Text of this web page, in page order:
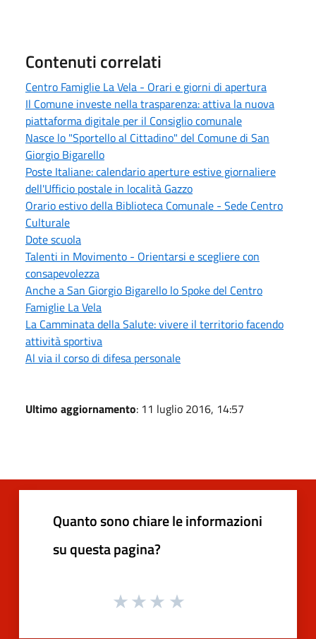
Contenuti correlati
Centro Famiglie La Vela - Orari e giorni di apertura
Il Comune investe nella trasparenza: attiva la nuova
piattaforma digitale per il Consiglio comunale
Nasce lo "Sportello al Cittadino" del Comune di San
Giorgio Bigarello
Poste Italiane: calendario aperture estive giornaliere
dell'Ufficio postale in località Gazzo
Orario estivo della Biblioteca Comunale - Sede Centro
Culturale
Dote scuola
Talenti in Movimento - Orientarsi e scegliere con
consapevolezza
Anche a San Giorgio Bigarello lo Spoke del Centro
Famiglie La Vela
La Camminata della Salute: vivere il territorio facendo
attività sportiva
Al via il corso di difesa personale
Ultimo aggiornamento: 11 luglio 2016, 14:57
Quanto sono chiare le informazioni
su questa pagina?